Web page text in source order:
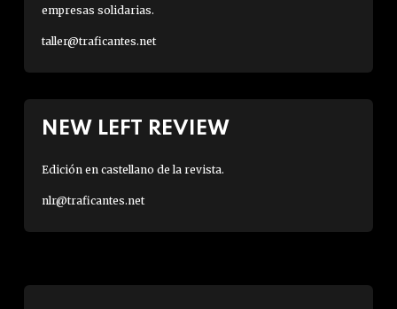
empresas solidarias.
taller@traficantes.net
NEW LEFT REVIEW
Edición en castellano de la revista.
nlr@traficantes.net